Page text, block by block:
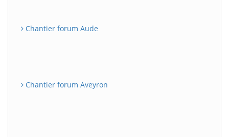
Chantier forum Aude
Chantier forum Aveyron